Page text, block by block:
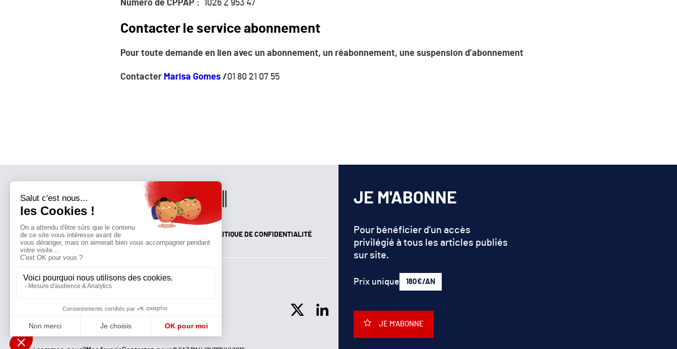
Numéro de CPPAP : 1026 Z 953 47
Contacter le service abonnement
Pour toute demande en lien avec un abonnement, un réabonnement, une suspension d’abonnement
Contacter Marisa Gomes /01 80 21 07 55
QUI SOMMES-NOUS?MENTIONS LÉGALES POLITIQUE DE CONFIDENTIALITÉ
Suivez toutes nos actualités !
NEWSLETTER
JE M'ABONNE
Pour bénéficier d’un accès
privilégié à tous les articles publiés
sur site.
Prix unique 180€/AN
JE M'ABONNE